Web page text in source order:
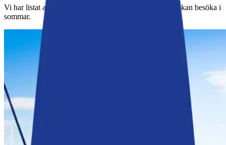
Vi har listat alla kommunala badplatser i Nacka som du kan besöka i
sommar.